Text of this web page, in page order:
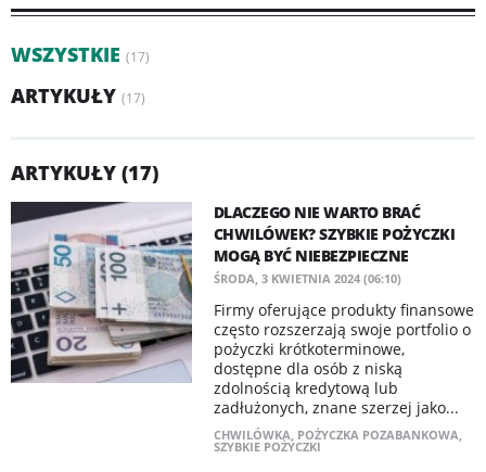
WSZYSTKIE (17)
ARTYKUŁY (17)
ARTYKUŁY (17)
DLACZEGO NIE WARTO BRAĆ
CHWILÓWEK? SZYBKIE POŻYCZKI
MOGĄ BYĆ NIEBEZPIECZNE
ŚRODA, 3 KWIETNIA 2024 (06:10)
Firmy oferujące produkty finansowe
często rozszerzają swoje portfolio o
pożyczki krótkoterminowe,
dostępne dla osób z niską
zdolnością kredytową lub
zadłużonych, znane szerzej jako...
CHWILÓWKA, POŻYCZKA POZABANKOWA,
SZYBKIE POŻYCZKI